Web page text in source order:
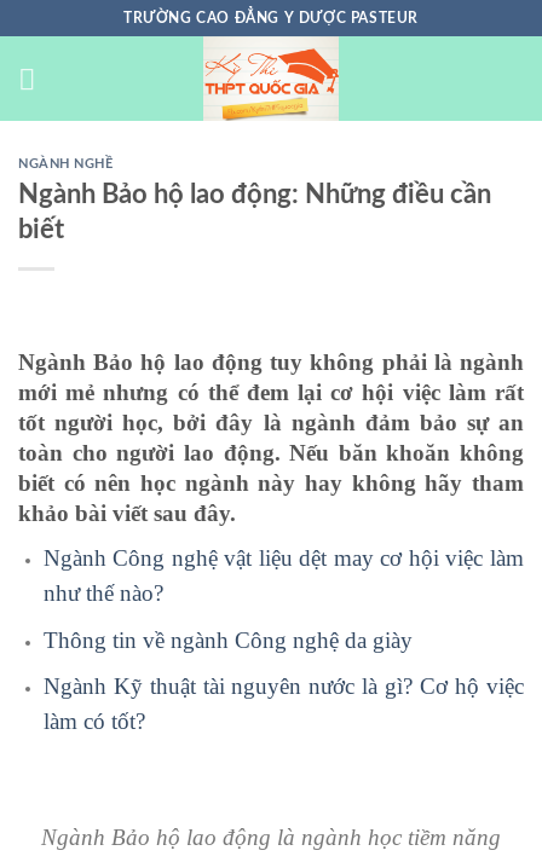
nội
TRƯỜNG CAO ĐẲNG Y DƯỢC PASTEUR
NGÀNH NGHỀ
Ngành Bảo hộ lao động: Những điều cần
biết
Ngành Bảo hộ lao động tuy không phải là ngành
mới mẻ nhưng có thể đem lại cơ hội việc làm rất
tốt người học, bởi đây là ngành đảm bảo sự an
toàn cho người lao động. Nếu băn khoăn không
biết có nên học ngành này hay không hãy tham
khảo bài viết sau đây.
Ngành Công nghệ vật liệu dệt may cơ hội việc làm
như thế nào?
Thông tin về ngành Công nghệ da giày
Ngành Kỹ thuật tài nguyên nước là gì? Cơ hộ việc
làm có tốt?
Ngành Bảo hộ lao động là ngành học tiềm năng